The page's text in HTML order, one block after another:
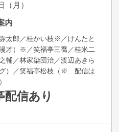
（月）
内
太郎／桂かい枝※／けんたと
才）※／笑福亭三喬／桂米二
輔／林家染団治／渡辺あきら
グ）／笑福亭松枝（※…配信は
配信あり